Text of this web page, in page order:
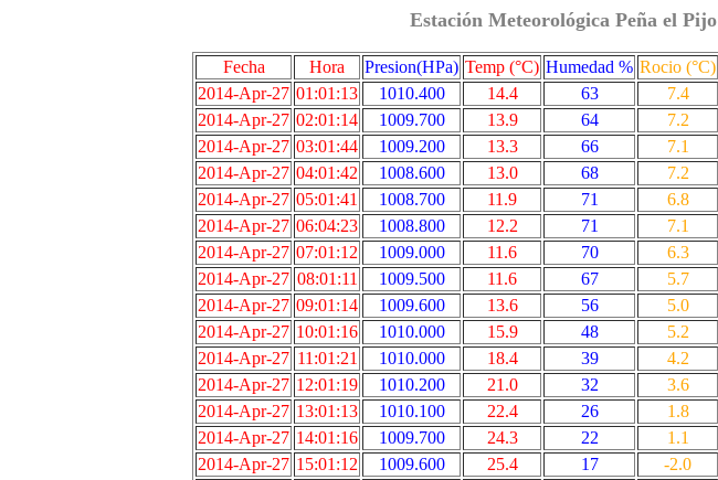
Estación Meteorológica Peña el Pijo
Fecha Hora Presion(HPa) Temp (°C) Humedad % Rocio (°C)
2014-Apr-27 01:01:13 1010.400 14.4 63 7.4
2014-Apr-27 02:01:14 1009.700 13.9 64 7.2
2014-Apr-27 03:01:44 1009.200 13.3 66 7.1
2014-Apr-27 04:01:42 1008.600 13.0 68 7.2
2014-Apr-27 05:01:41 1008.700 11.9 71 6.8
2014-Apr-27 06:04:23 1008.800 12.2 71 7.1
2014-Apr-27 07:01:12 1009.000 11.6 70 6.3
2014-Apr-27 08:01:11 1009.500 11.6 67 5.7
2014-Apr-27 09:01:14 1009.600 13.6 56 5.0
2014-Apr-27 10:01:16 1010.000 15.9 48 5.2
2014-Apr-27 11:01:21 1010.000 18.4 39 4.2
2014-Apr-27 12:01:19 1010.200 21.0 32 3.6
2014-Apr-27 13:01:13 1010.100 22.4 26 1.8
2014-Apr-27 14:01:16 1009.700 24.3 22 1.1
2014-Apr-27 15:01:12 1009.600 25.4 17 -2.0